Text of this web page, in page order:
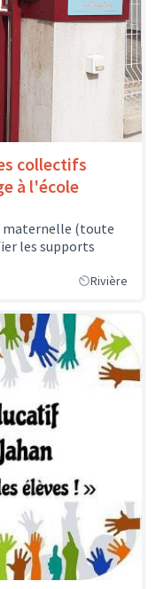
collectifs
à l'école
maternelle (toute
les supports
Rivière